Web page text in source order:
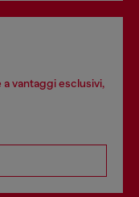
vantaggi esclusivi,